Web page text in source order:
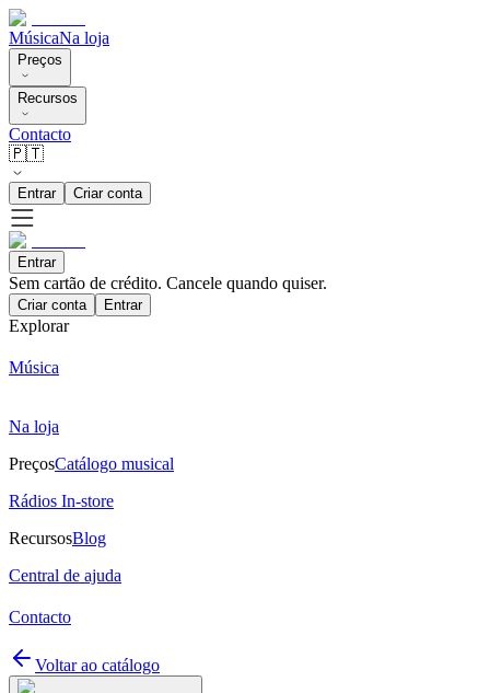
MúsicaNa loja
Preços
Recursos
Contacto
🇵🇹
Entrar Criar conta
Entrar
Sem cartão de crédito. Cancele quando quiser.
Criar conta Entrar
Explorar
Música
Na loja
PreçosCatálogo musical
Rádios In-store
RecursosBlog
Central de ajuda
Contacto
Voltar ao catálogo